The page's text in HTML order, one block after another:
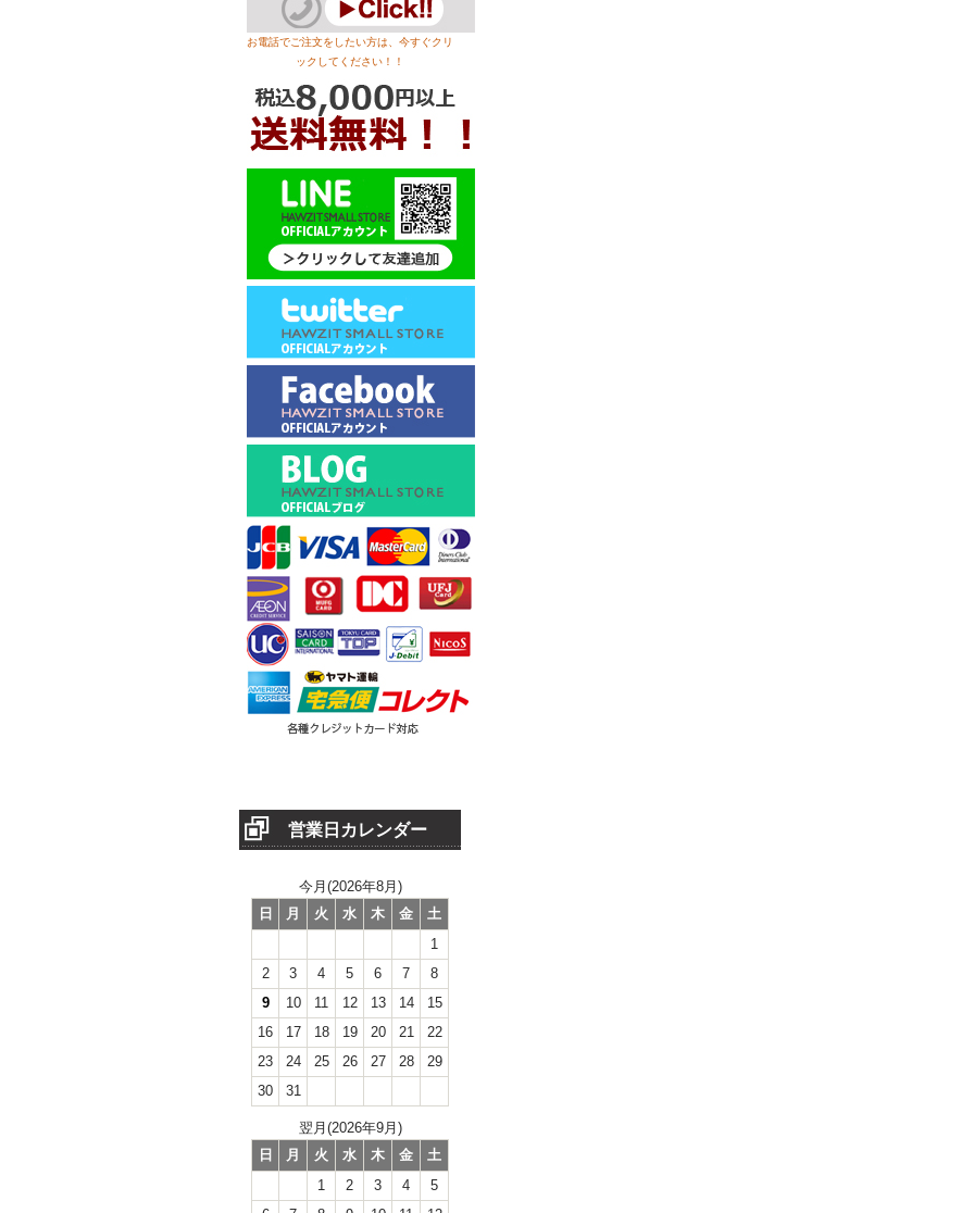
お電話でご注文をしたい方は、今すぐクリ
ックしてください！！
営業日カレンダー
今月(2026年8月)
日
月 火 水 木 金
土
1
2
3 4 5 6 7
8
9
10 11 12 13 14
15
16
17 18 19 20 21
22
23
24 25 26 27 28
29
30
31
翌月(2026年9月)
日
月 火 水 木 金
土
1
2 3 4
5